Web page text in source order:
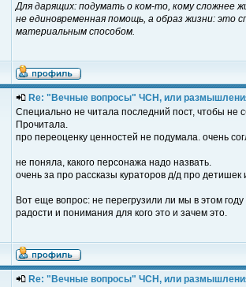
Для дарящих: подумать о ком-то, кому сложнее
не единовременная помощь, а образ жизни: это
материальным способом.
Re: "Вечные вопросы" ЧСН, или
Специально не читала последний пост, чтобы не
Прочитала.
про переоценку ценностей не подумала. очень
не поняла, какого персонажа надо назвать.
очень за про рассказы кураторов д/д про детишек
Вот еще вопрос: не перегрузили ли мы в этом
радости и понимания для кого это и зачем это.
Re: "Вечные вопросы" ЧСН, или